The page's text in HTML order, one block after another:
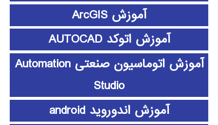
آموزش ArcGIS
آموزش اتوکد AUTOCAD
آموزش اتوماسیون صنعتی Automation
Studio
آموزش اندوروید android